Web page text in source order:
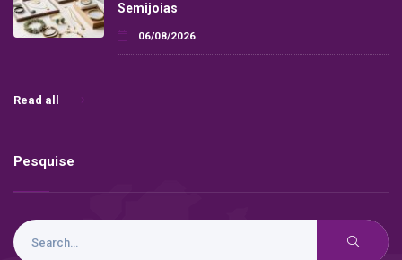
Semijoias
06/08/2026
Read all
Pesquise